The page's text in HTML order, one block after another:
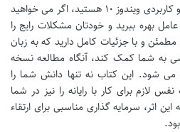
اگر شما به دنبال یادگیری عمیق و کاربردی ویندوز ۱۰ هستید، اگر می خواهید
بهره ببرید و خودتان مشکلات رایج را
و با جزئیات کامل دارید که به زبان
به شما کمک کند، آنگاه مطالعه نسخه
شود. این کتاب نه تنها دانش شما را
لازم برای کار با رایانه را نیز در شما
اثر، سرمایه گذاری مناسبی برای ارتقاء